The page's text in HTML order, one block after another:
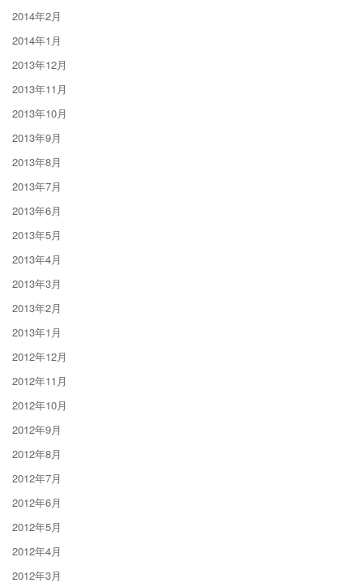
2014年2月
2014年1月
2013年12月
2013年11月
2013年10月
2013年9月
2013年8月
2013年7月
2013年6月
2013年5月
2013年4月
2013年3月
2013年2月
2013年1月
2012年12月
2012年11月
2012年10月
2012年9月
2012年8月
2012年7月
2012年6月
2012年5月
2012年4月
2012年3月